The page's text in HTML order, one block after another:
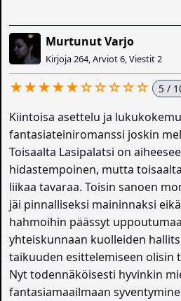
Murtunut Varjo
Kirjoja 264, Arviot 6, Viestit 2
★★★★★☆☆☆☆☆ 5 /
Kiintoisa asettelu ja
fantasiateiniromanssi joskin
Toisaalta Lasipalatsi on
hidastempoinen, mutta
liikaa tavaraa. Toisin sanoen
jäi pinnalliseksi maininnaksi
hahmoihin päässyt
yhteiskunnaan kuolleiden
taikuuden esittelemiseen olisin
Nyt todennäköisesti hyvinkin
fantasiamaailmaan